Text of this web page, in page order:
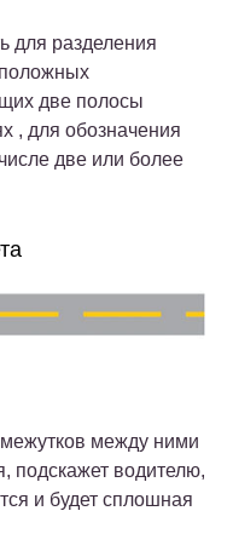
для разделения
две полосы
, для обозначения
две или более
между ними
подскажет водителю,
и будет сплошная